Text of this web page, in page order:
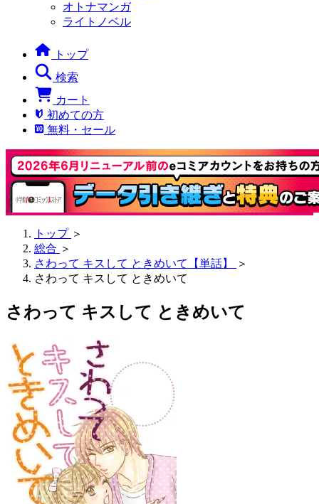
オトナマンガ
ライトノベル
トップ
検索
カート
初めての方
無料・セール
トップ ＞
総合 ＞
さわって キスして ときめいて【単話】
＞
さわって キスして ときめいて
さわって キスして ときめいて